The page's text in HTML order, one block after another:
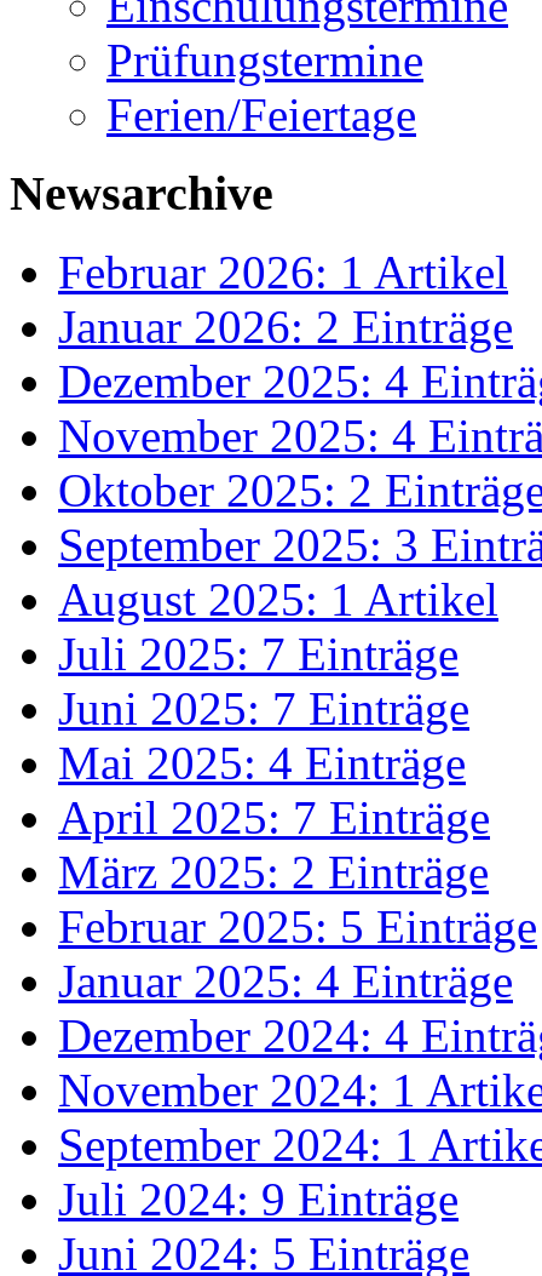
Prüfungstermine
Ferien/Feiertage
Newsarchive
Februar 2026: 1 Artikel
Januar 2026: 2 Einträge
Dezember 2025: 4
November 2025: 4
Oktober 2025: 2
September 2025: 3
August 2025: 1 Artikel
Juli 2025: 7 Einträge
Juni 2025: 7 Einträge
Mai 2025: 4 Einträge
April 2025: 7 Einträge
März 2025: 2 Einträge
Februar 2025: 5 Einträge
Januar 2025: 4 Einträge
Dezember 2024: 4
November 2024: 1
September 2024: 1
Juli 2024: 9 Einträge
Juni 2024: 5 Einträge